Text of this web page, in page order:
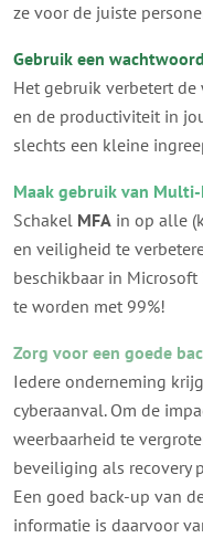
ze voor de juiste
Gebruik een
Het gebruik verbetert
en de productiviteit in
slechts een kleine
Maak gebruik van
Schakel MFA in op alle
en veiligheid te
beschikbaar in
te worden met 99%!
Zorg voor een goede
Iedere onderneming
cyberaanval. Om de
weerbaarheid te
beveiliging als recovery
Een goed back-up van
informatie is daarvoor